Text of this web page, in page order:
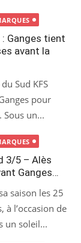
: Ganges tient
avant la
Sud KFS
pour
Sous un...
3/5 – Alès
Ganges…
saison les 25
à l’occasion de
un soleil...